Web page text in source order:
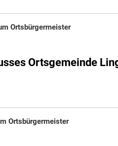
Ortsbürgermeister
Ortsgemeinde
Ortsbürgermeister